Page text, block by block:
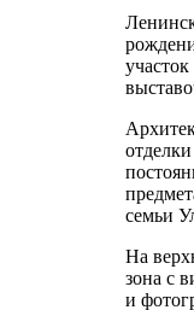
семьи
На
зона с
и